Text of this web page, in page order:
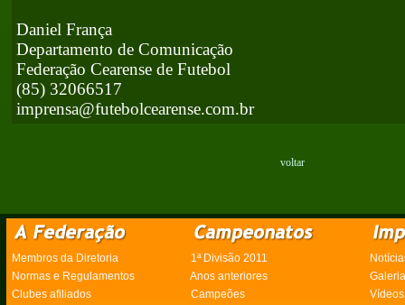
Daniel França
Departamento de Comunicação
Federação Cearense de Futebol
(85) 32066517
imprensa@futebolcearense.com.br
voltar
Membros da Diretoria 1ª Divisão 2011
Normas e Regulamentos
Anos anteriores
Clubes afiliados
Campeões
Vídeos